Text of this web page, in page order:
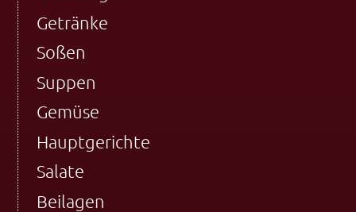
Getränke
Soßen
Suppen
Gemüse
Hauptgerichte
Salate
Beilagen